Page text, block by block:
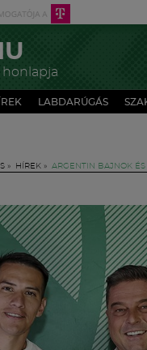
honlapja
LABDARÚGÁS
» HÍREK » ARGENTIN BAJNOK ÉS